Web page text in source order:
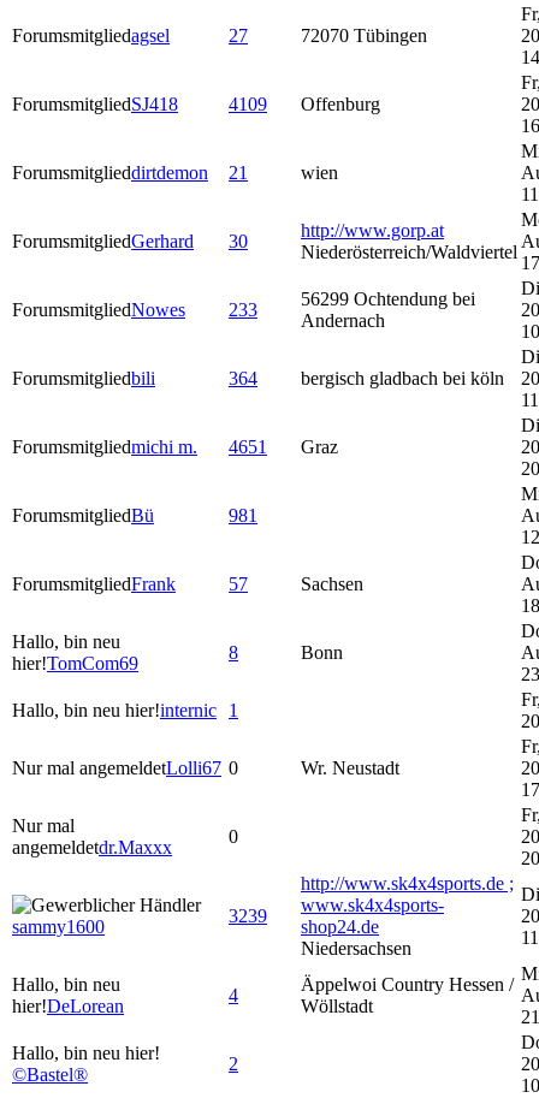
Forumsmitgliedagsel 27 72070 Tübingen
ForumsmitgliedSJ418 4109 Offenburg
Forumsmitglieddirtdemon 21 wien
ForumsmitgliedGerhard 30
http://www.gorp.at
Niederösterreich/Waldviertel
ForumsmitgliedNowes 233
56299 Ochtendung bei
Andernach
Forumsmitgliedbili 364 bergisch gladbach bei köln
Forumsmitgliedmichi m. 4651 Graz
ForumsmitgliedBü 981
ForumsmitgliedFrank 57 Sachsen
Hallo, bin neu
hier!TomCom69
8 Bonn
Hallo, bin neu hier!internic 1
Nur mal angemeldetLolli67 0 Wr. Neustadt
Nur mal
angemeldetdr.Maxxx
0
sammy1600
3239
http://www.sk4x4sports.de ;
www.sk4x4sports-
shop24.de
Niedersachsen
Hallo, bin neu
hier!DeLorean
4
Äppelwoi Country Hessen /
Wöllstadt
Hallo, bin neu hier!
©Bastel®
2